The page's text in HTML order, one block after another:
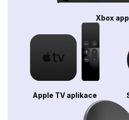
Xbox app
Apple TV aplikace